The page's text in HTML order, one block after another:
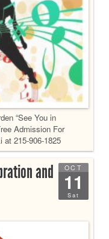
“See You in
Admission For
215-906-1825
OCT
11
Sat
and